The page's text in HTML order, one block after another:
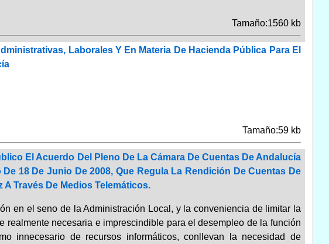
Tamaño:1560 kb
Laborales Y En Materia De Hacienda Pública Para El
Tamaño:59 kb
El Acuerdo Del Pleno De La Cámara De Cuentas De Andalucía
18 De Junio De 2008, Que Regula La Rendición De Cuentas De
Través De Medios Telemáticos.
en el seno de la Administración Local, y la conveniencia de limitar la
necesaria e imprescindible para el desempleo de la función
innecesario de recursos informáticos, conllevan la necesidad de